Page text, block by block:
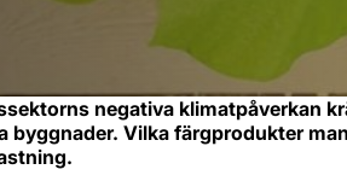
negativa klimatpåverkan
byggnader. Vilka färgprodukter